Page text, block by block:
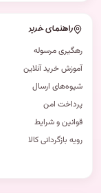
راهنمای خرید
رهگیری مرسوله
آموزش خرید آنلاین
شیوه‌های ارسال
پرداخت امن
قوانین و شرایط
رویه بازگردانی کالا